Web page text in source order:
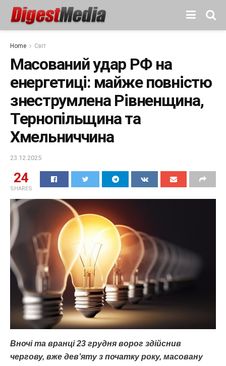
Home Світ
Масований удар РФ на
енергетиці: майже повністю
знеструмлена Рівненщина,
Тернопільщина та
Хмельниччина
23.12.2025
24
SHARES
Вночі та вранці 23 грудня ворог здійснив
чергову, вже дев’яту з початку року, масовану